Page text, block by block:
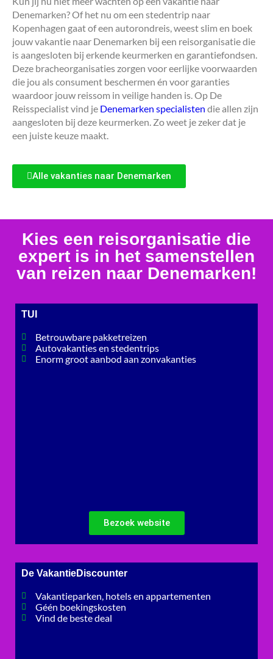
Denemarken? Of het nu om een stedentrip naar
Kopenhagen gaat of een autorondreis, weest slim en boek
jouw vakantie naar Denemarken bij een reisorganisatie die
is aangesloten bij erkende keurmerken en garantiefondsen.
Deze bracheorganisaties zorgen voor eerlijke voorwaarden
die jou als consument beschermen én voor garanties
waardoor jouw reissom in veilige handen is. Op De
Reisspecialist vind je Denemarken specialisten die allen zijn
aangesloten bij deze keurmerken. Zo weet je zeker dat je
een juiste keuze maakt.
Alle vakanties naar Denemarken
Kies een reisorganisatie die
expert is in het samenstellen
van reizen naar Denemarken!
TUI
Betrouwbare pakketreizen
Autovakanties en stedentrips
Enorm groot aanbod aan zonvakanties
Bezoek website
De VakantieDiscounter
Vakantieparken, hotels en appartementen
Géén boekingskosten
Vind de beste deal